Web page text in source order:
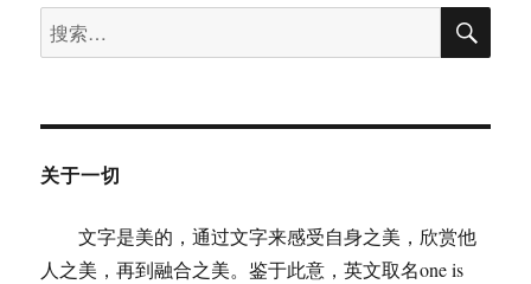
一
件
事
其
渊
搜
索：
搜
关于一切
文字是美的，通过文字来感受自身之美，欣赏他
人之美，再到融合之美。鉴于此意，英文取名one is